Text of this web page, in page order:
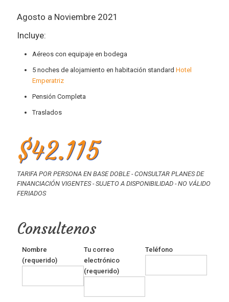
Agosto a Noviembre 2021
Incluye:
Aéreos con equipaje en bodega
5 noches de alojamiento en habitación standard Hotel
Emperatriz
Pensión Completa
Traslados
$42.115
TARIFA POR PERSONA EN BASE DOBLE - CONSULTAR PLANES DE
FINANCIACIÓN VIGENTES - SUJETO A DISPONIBILIDAD - NO VÁLIDO
FERIADOS
Consultenos
Nombre
(requerido)
Tu correo
electrónico
(requerido)
Teléfono